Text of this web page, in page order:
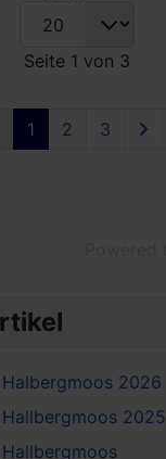
2026
2025
Seite 1 von 3
1 2 3